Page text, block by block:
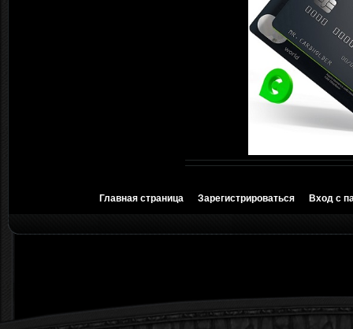
Главная страница Зарегистрироваться Вход с